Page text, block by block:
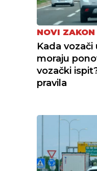
NOVI ZAKON
Kada
moraju
vozački
pravila